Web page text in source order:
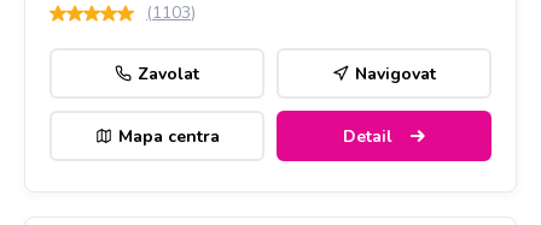
(1103)
Zavolat Navigovat
Mapa centra Detail